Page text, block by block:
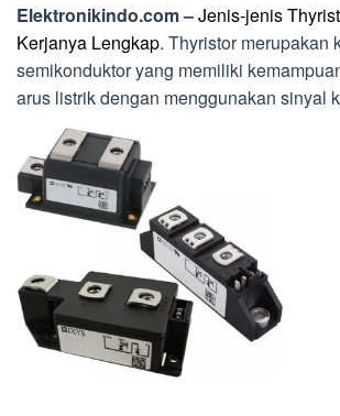
Elektronikindo.com –Jenis-jenis
Kerjanya Lengkap. Thyristor merupakan
semikonduktor yang memiliki
arus listrik dengan menggunakan sinyal